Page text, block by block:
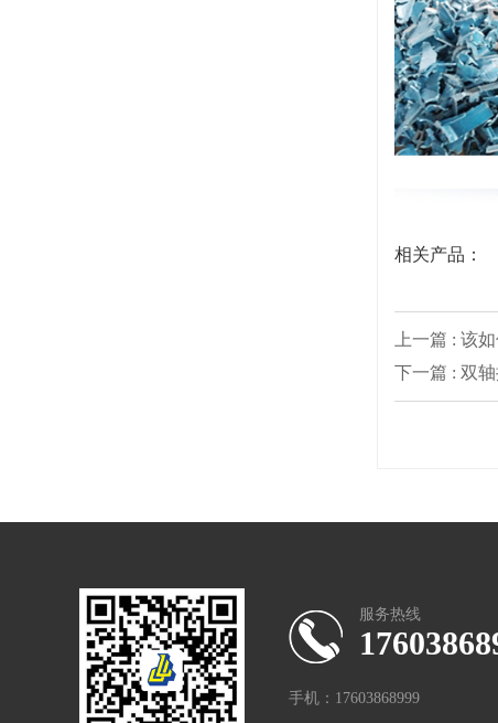
相关产品：
上一篇 : 该
下一篇 : 双
服务热线
手机：17603868999